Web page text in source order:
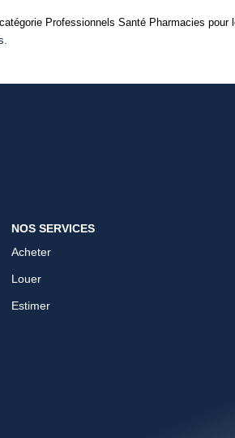
Professionnels Santé Pharmacies
NOS SERVICES
Acheter
Louer
Estimer